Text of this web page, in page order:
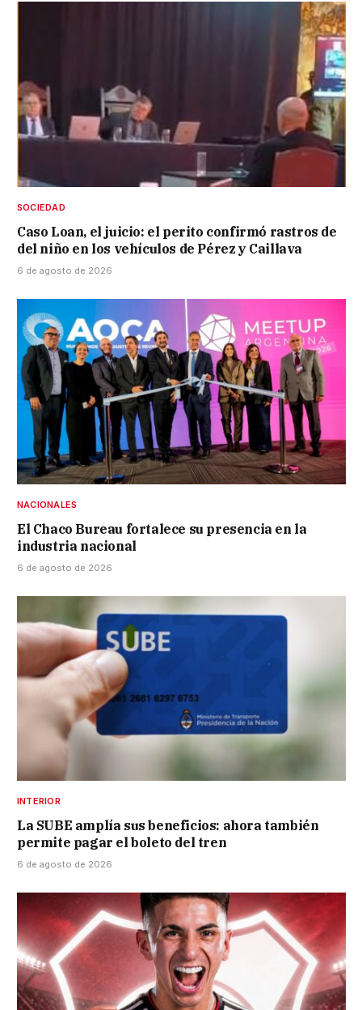
SOCIEDAD
Caso Loan, el juicio: el perito confirmó rastros de
del niño en los vehículos de Pérez y Caillava
6 de agosto de 2026
NACIONALES
El Chaco Bureau fortalece su presencia en la
industria nacional
6 de agosto de 2026
INTERIOR
La SUBE amplía sus beneficios: ahora también
permite pagar el boleto del tren
6 de agosto de 2026